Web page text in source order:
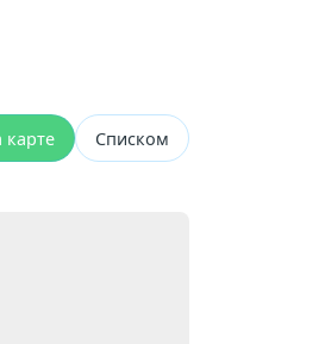
карте Списком